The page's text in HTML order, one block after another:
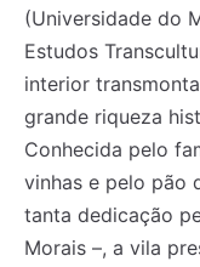
(Universidade do
Estudos
interior
grande riqueza
Conhecida pelo
vinhas e pelo pão
tanta dedicação
Morais –, a vila